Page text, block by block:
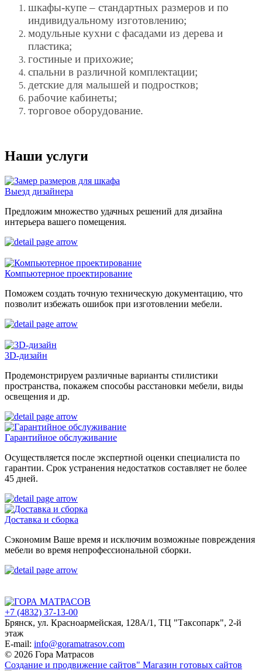
шкафы-купе – стандартных размеров и по
индивидуальному изготовлению;
модульные кухни с фасадами из дерева и
пластика;
гостиные и прихожие;
спальни в различной комплектации;
детские для малышей и подростков;
рабочие кабинеты;
торговое оборудование.
Наши услуги
Выезд дизайнера
Предложим множество удачных решений для дизайна
интерьера вашего помещения.
Компьютерное проектирование
Поможем создать точную техническую документацию, что
позволит избежать ошибок при изготовлении мебели.
3D-дизайн
Продемонстрируем различные варианты стилистики
пространства, покажем способы расстановки мебели, виды
освещения и др.
Гарантийное обслуживание
Осуществляется после экспертной оценки специалиста по
гарантии. Срок устранения недостатков составляет не более
45 дней.
Доставка и сборка
Сэкономим Ваше время и исключим возможные повреждения
мебели во время непрофессиональной сборки.
+7 (4832) 37-13-00
Брянск, ул. Красноармейская, 128А/1, ТЦ "Таксопарк", 2-й
этаж
E-mail: info@goramatrasov.com
© 2026 Гора Матрасов
Создание и продвижение сайтов" Магазин готовых сайтов